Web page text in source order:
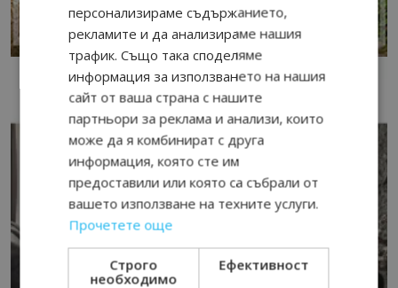
персонализираме съдържанието,
рекламите и да анализираме нашия
трафик. Също така споделяме
информация за използването на нашия
сайт от ваша страна с нашите
партньори за реклама и анализи, които
може да я комбинират с друга
информация, която сте им
предоставили или която са събрали от
вашето използване на техните услуги.
Прочетете още
Строго
необходимо
Ефективност